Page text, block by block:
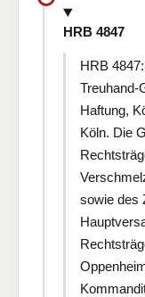
HRB 4847
HRB
Treuhand-
Haftung,
Köln. Die
sowie des